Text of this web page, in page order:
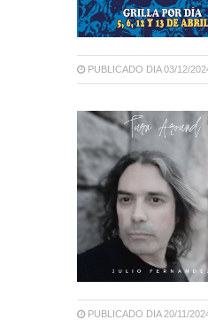
PUBLICADO DIA 03/12/
PUBLICADO DIA 20/11/